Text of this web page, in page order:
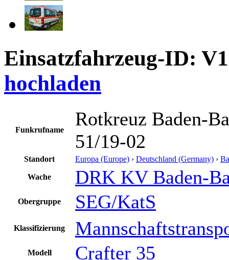
Einsatzfahrzeug-ID:
hochladen
Funkrufname
Rotkreuz Baden-
51/19-02
Standort Europa (Europe) › Deutschland (Germany) ›
Wache DRK KV Baden-
Obergruppe SEG/KatS
Klassifizierung
Modell Crafter 35